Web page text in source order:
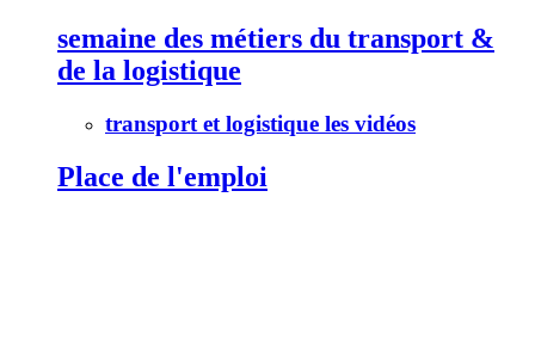
semaine des métiers du transport &
de la logistique
transport et logistique les vidéos
Place de l'emploi